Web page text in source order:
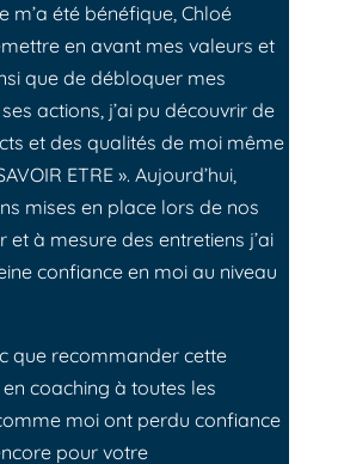
m’a été bénéfique, Chloé
en avant mes valeurs et
que de débloquer mes
actions, j’ai pu découvrir de
et des qualités de moi même
ETRE ». Aujourd’hui,
mises en place lors de nos
et à mesure des entretiens j’ai
confiance en moi au niveau
que recommander cette
coaching à toutes les
moi ont perdu confiance
pour votre